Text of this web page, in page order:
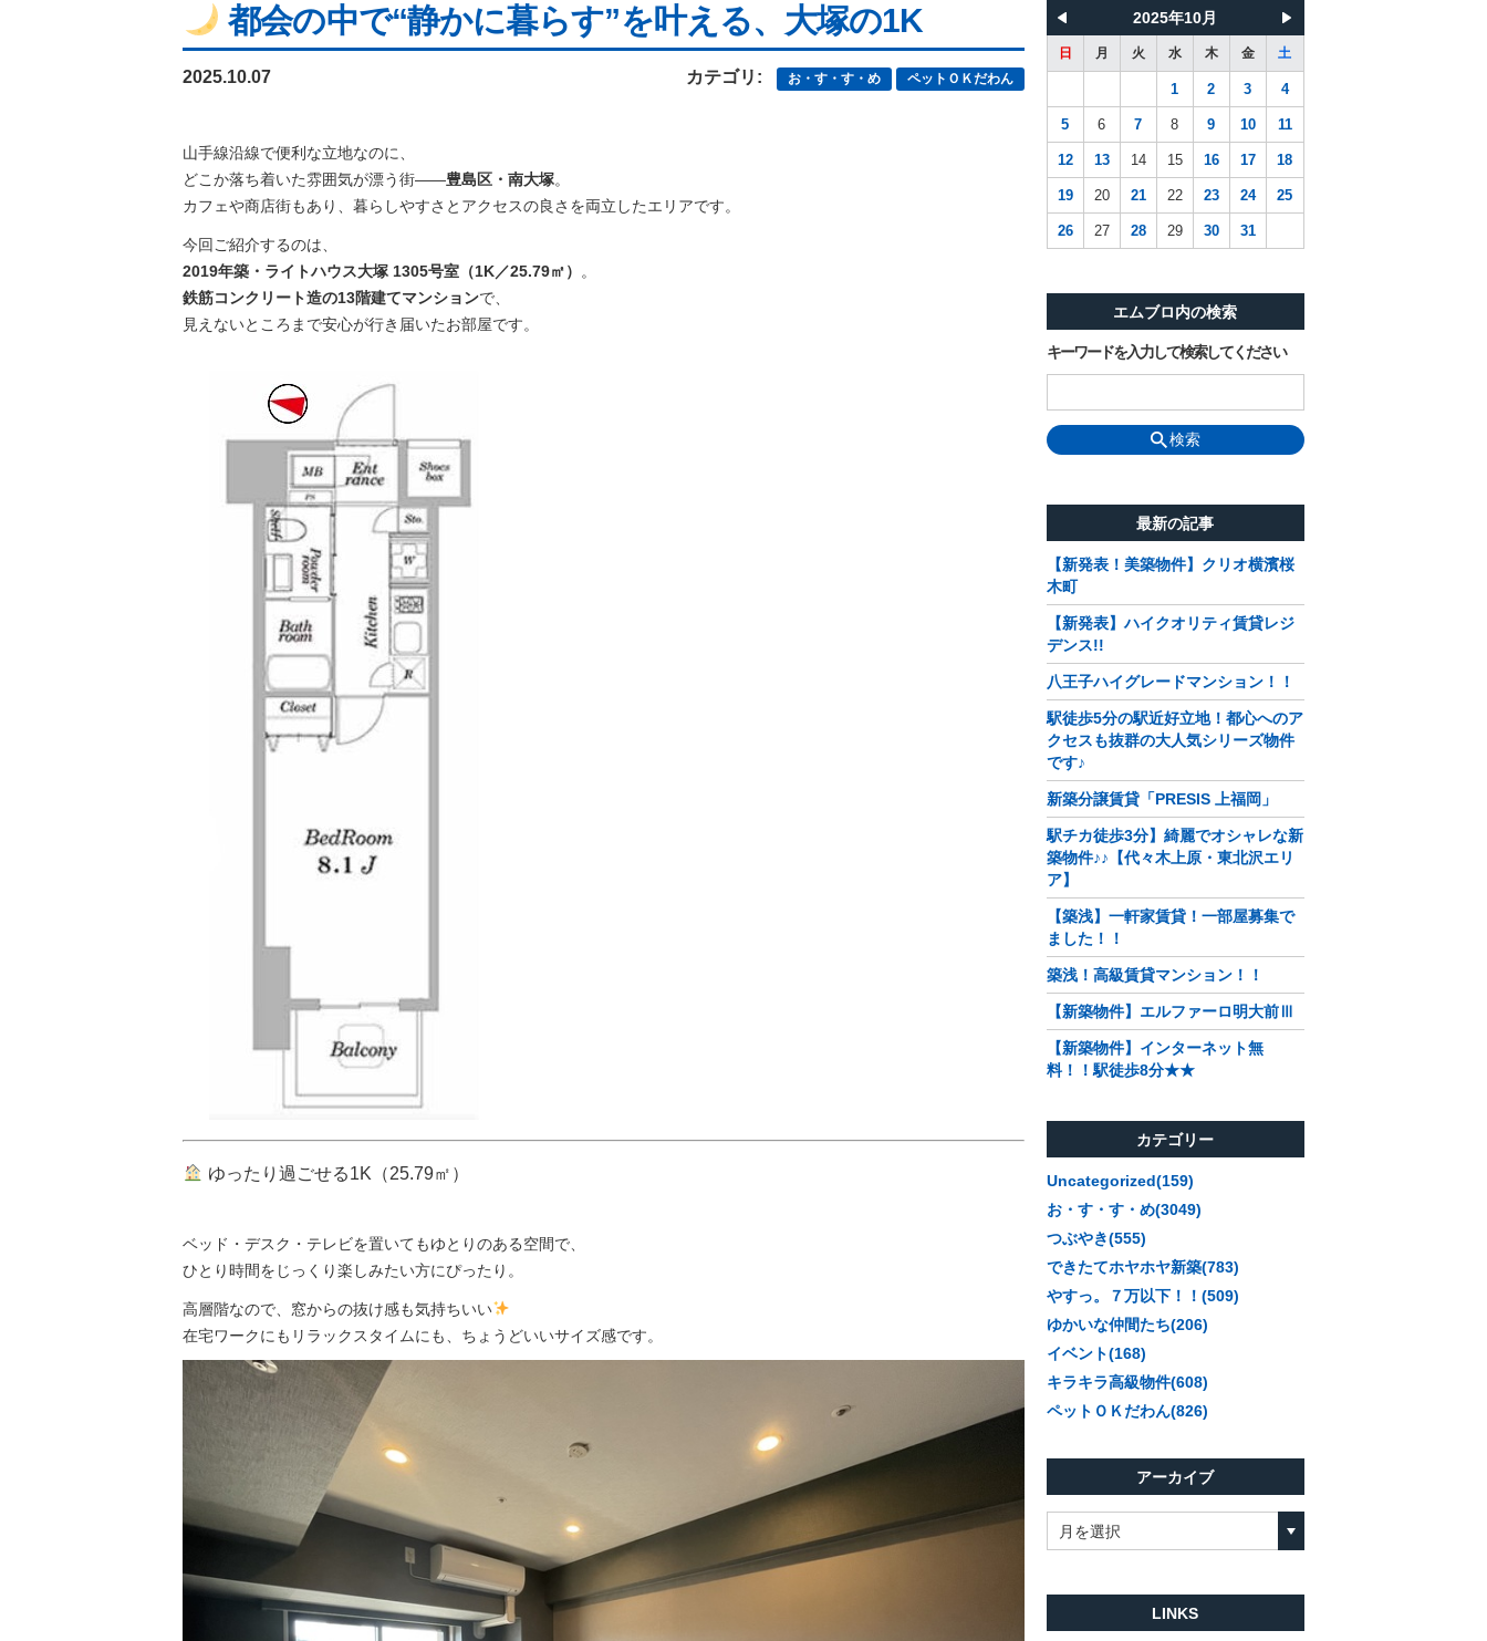
都会の中で“静かに暮らす”を叶える、大塚の1K
2025.10.07 カテゴリ: お・す・す・め ペットＯＫだわん
山手線沿線で便利な立地なのに、
どこか落ち着いた雰囲気が漂う街――豊島区・南大塚。
カフェや商店街もあり、暮らしやすさとアクセスの良さを両立したエリアです。
今回ご紹介するのは、
2019年築・ライトハウス大塚 1305号室（1K／25.79㎡）
。
鉄筋コンクリート造の13階建てマンションで、
見えないところまで安心が行き届いたお部屋です。
ゆったり過ごせる1K（25.79㎡）
ベッド・デスク・テレビを置いてもゆとりのある空間で、
ひとり時間をじっくり楽しみたい方にぴったり。
高層階なので、窓からの抜け感も気持ちいい
在宅ワークにもリラックスタイムにも、ちょうどいいサイズ感です。
2025年10月
日 月 火 水 木 金 土
1 2 3 4
5 6 7 8 9 10 11
12 13 14 15 16 17 18
19 20 21 22 23 24 25
26 27 28 29 30 31
エムブロ内の検索
キーワードを入力して検索してください
検索
最新の記事
【新発表！美築物件】クリオ横濱桜
木町
【新発表】ハイクオリティ賃貸レジ
デンス!!
八王子ハイグレードマンション！！
駅徒歩5分の駅近好立地！都心へのア
クセスも抜群の大人気シリーズ物件
です♪
新築分譲賃貸「PRESIS 上福岡」
駅チカ徒歩3分】綺麗でオシャレな新
築物件♪♪【代々木上原・東北沢エリ
ア】
【築浅】一軒家賃貸！一部屋募集で
ました！！
築浅！高級賃貸マンション！！
【新築物件】エルファーロ明大前Ⅲ
【新築物件】インターネット無
料！！駅徒歩8分★★
カテゴリー
Uncategorized(159)
お・す・す・め(3049)
つぶやき(555)
できたてホヤホヤ新築(783)
やすっ。７万以下！！(509)
ゆかいな仲間たち(206)
イベント(168)
キラキラ高級物件(608)
ペットＯＫだわん(826)
アーカイブ
月を選択
LINKS